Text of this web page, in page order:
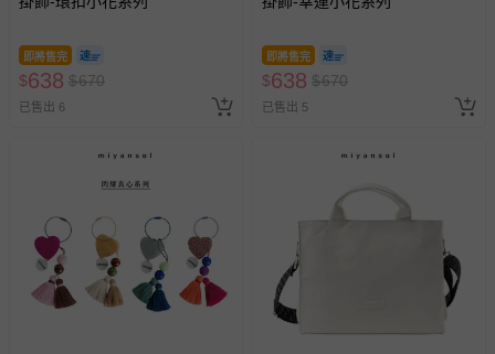
即將售完
$638 $670
已售出 6
即將售完
$638 $670
已售出 5